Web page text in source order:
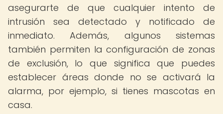
asegurarte de que cualquier intento de
intrusión sea detectado y notificado de
inmediato. Además, algunos sistemas
también permiten la configuración de zonas
de exclusión, lo que significa que puedes
establecer áreas donde no se activará la
alarma, por ejemplo, si tienes mascotas en
casa.